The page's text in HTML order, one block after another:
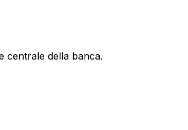
centrale della banca.